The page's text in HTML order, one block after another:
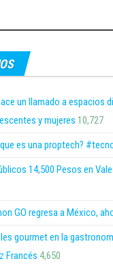
un llamado a espacios
y mujeres 10,727
es una proptech?
14,500 Pesos en
GO regresa a México,
gourmet en la
Francés 4,650